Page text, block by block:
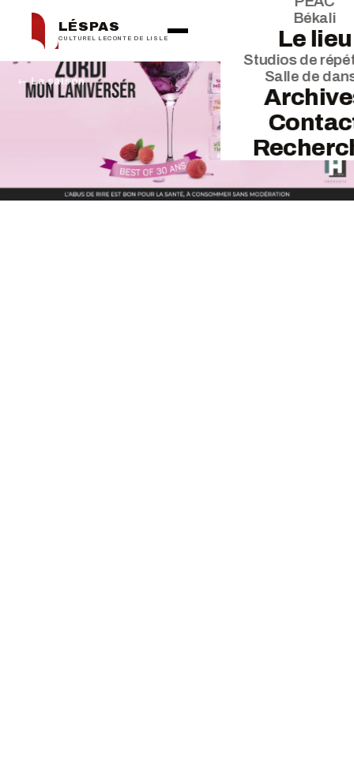
LÉSPAS
CULTUREL LECONTE DE LISLE
Békali
Le lieu
Studios de
Salle de
← La saison